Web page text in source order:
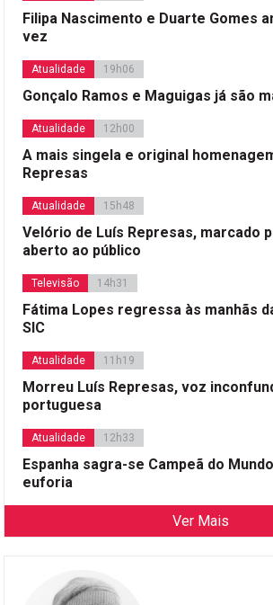
Filipa Nascimento e Duarte Gomes
vez
Atualidade 19h06
Gonçalo Ramos e Maguigas já são
Atualidade 12h00
A mais singela e original
Represas
Atualidade 15h48
Velório de Luís Represas, marcado
aberto ao público
Televisão 14h31
Fátima Lopes regressa às manhãs
SIC
Atualidade 11h19
Morreu Luís Represas, voz
portuguesa
Atualidade 12h33
Espanha sagra-se Campeã do
euforia
Ver Mais